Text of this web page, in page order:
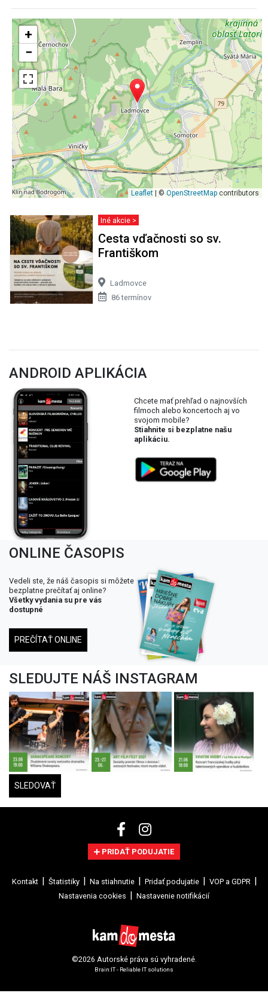
+
−
Leaflet | © OpenStreetMap contributors
Iné akcie >
Cesta vďačnosti so sv.
Františkom
Ladmovce
86 termínov
ANDROID APLIKÁCIA
Chcete mať prehľad o najnovších
filmoch alebo koncertoch aj vo
svojom mobile?
Stiahnite si bezplatne našu
aplikáciu.
ONLINE ČASOPIS
Vedeli ste, že náš časopis si môžete
bezplatne prečítať aj online?
Všetky vydania su pre vás
dostupné
PREČÍTAŤ ONLINE
SLEDUJTE NÁŠ INSTAGRAM
SLEDOVAŤ
PRIDAŤ PODUJATIE
Kontakt Štatistiky Na stiahnutie Pridať podujatie
VOP a GDPR
Nastavenia cookies
Nastavenie notifikácií
©2026 Autorské práva sú vyhradené.
Brain:IT - Reliable IT solutions